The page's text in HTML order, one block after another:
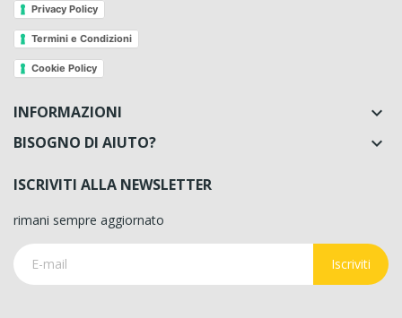
Privacy Policy
Termini e Condizioni
Cookie Policy
INFORMAZIONI 
BISOGNO DI AIUTO? 
ISCRIVITI ALLA NEWSLETTER
rimani sempre aggiornato
Iscriviti